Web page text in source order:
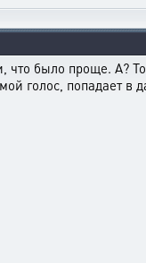
было проще. А?
голос, попадает в